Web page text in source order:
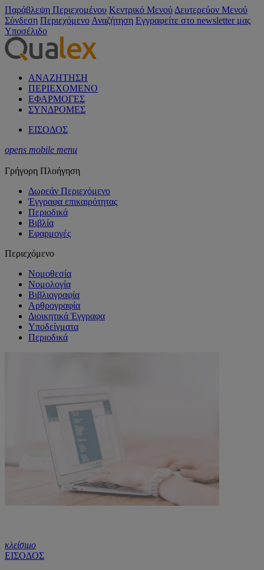
Παράβλεψη Περιεχομένου Κεντρικό Μενού Δευτερεύον Μενού
Σύνδεση Περιεχόμενο Αναζήτηση Εγγραφείτε στο newsletter μας
Υποσέλιδο
ΑΝΑΖΗΤΗΣΗ
ΠΕΡΙΕΧΟΜΕΝΟ
ΕΦΑΡΜΟΓΕΣ
ΣΥΝΔΡΟΜΕΣ
ΕΙΣΟΔΟΣ
opens mobile menu
Γρήγορη Πλοήγηση
Δωρεάν Περιεχόμενο
Έγγραφα επικαιρότητας
Περιοδικά
Βιβλία
Εφαρμογές
Περιεχόμενο
Νομοθεσία
Νομολογία
Βιβλιογραφία
Αρθρογραφία
Διοικητικά Έγγραφα
Υποδείγματα
Περιοδικά
κλείσιμο
ΕΙΣΟΔΟΣ